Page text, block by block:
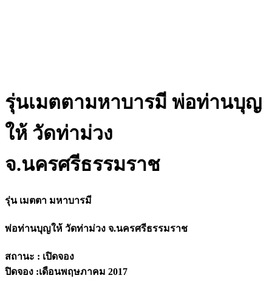
รุ่นเมตตามหาบารมี พ่อท่านบุญ
ให้ วัดท่าม่วง
จ.นครศรีธรรมราช
รุ่น เมตตา มหาบารมี
พ่อท่านบุญให้ วัดท่าม่วง จ.นครศรีธรรมราช
สถานะ : เปิดจอง
ปิดจอง :เดือนพฤษภาคม 2017